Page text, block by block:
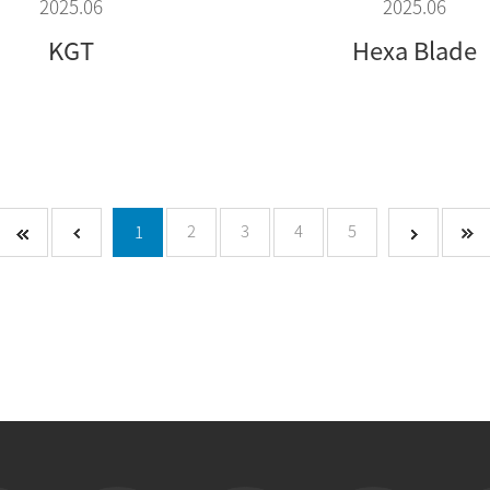
2025.06
KGT
2025.06
Hexa Blade
1 2 3 4 5